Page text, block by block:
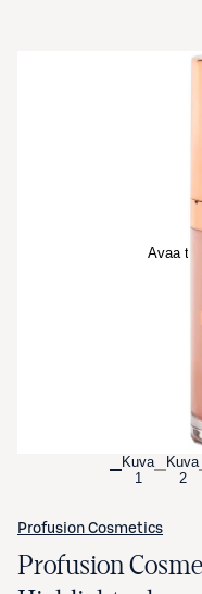
Avaa
Kuva
1
Kuva
2
Profusion Cosmetics
Profusion